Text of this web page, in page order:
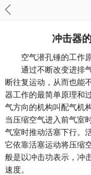
冲击器
空气潜孔锤的工作
通过不断改变进排
断往复运动，从而也能
器工作的最简单原理和
气方向的机构叫配气机
当压缩空气进入前气室
气室时推动活塞下行。
它依靠活塞运动将压缩
般是以冲击功表示，冲
速度。